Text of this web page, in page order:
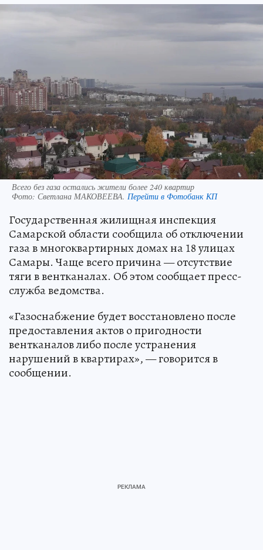
Всего без газа остались жители более 240 квартир
Фото: Светлана МАКОВЕЕВА. Перейти в Фотобанк КП
Государственная жилищная инспекция
Самарской области сообщила об отключении
газа в многоквартирных домах на 18 улицах
Самары. Чаще всего причина — отсутствие
тяги в вентканалах. Об этом сообщает пресс-
служба ведомства.
«Газоснабжение будет восстановлено после
предоставления актов о пригодности
вентканалов либо после устранения
нарушений в квартирах», — говорится в
сообщении.